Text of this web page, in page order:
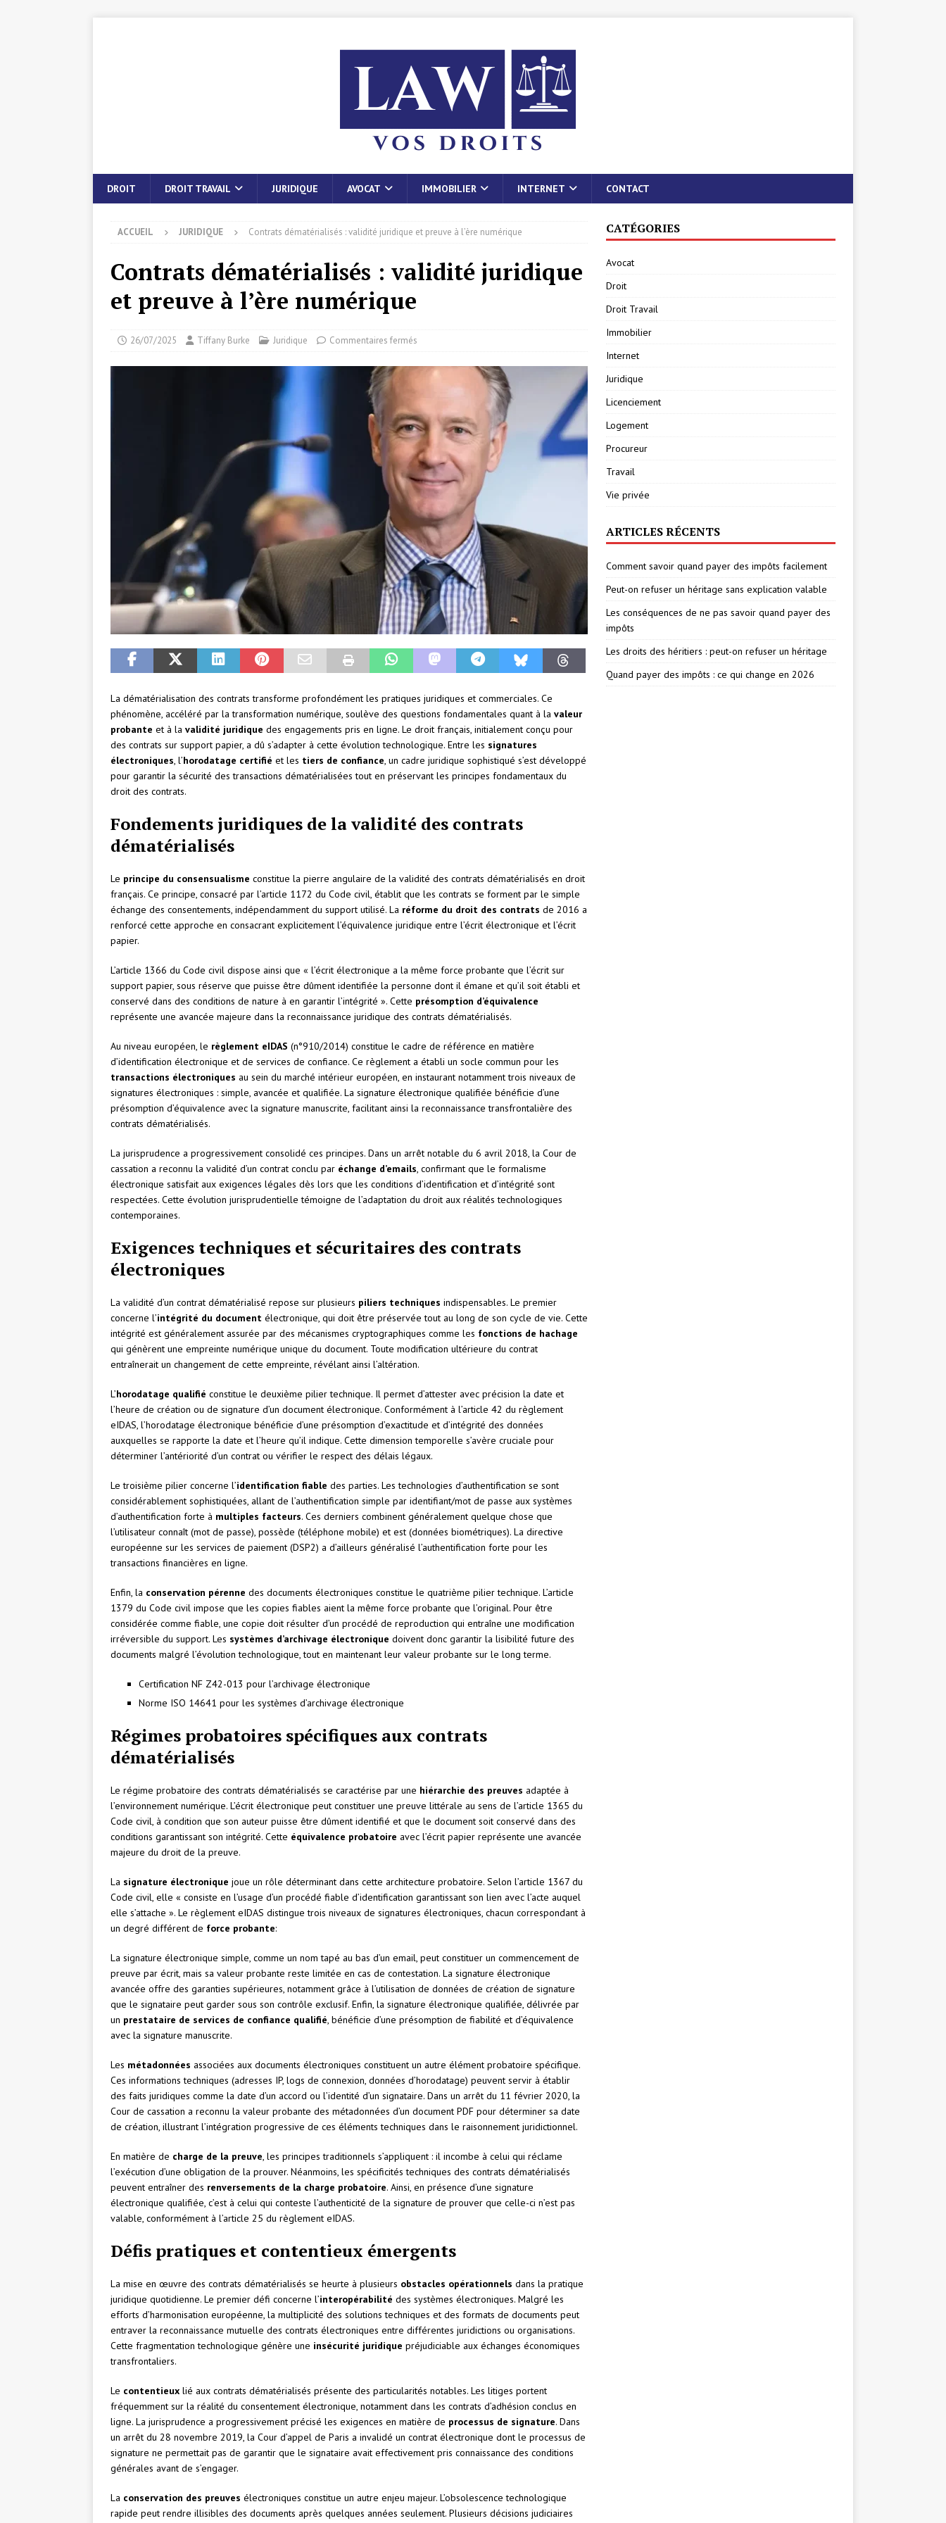
DROIT DROIT TRAVAIL JURIDIQUE AVOCAT IMMOBILIER INTERNET CONTACT
ACCUEIL JURIDIQUE Contrats dématérialisés : validité juridique et preuve à l’ère numérique
Contrats dématérialisés : validité juridique
et preuve à l’ère numérique
26/07/2025 Tiffany Burke Juridique Commentaires fermés
La dématérialisation des contrats transforme profondément les pratiques juridiques et commerciales. Ce
phénomène, accéléré par la transformation numérique, soulève des questions fondamentales quant à la valeur
probante et à la validité juridique des engagements pris en ligne. Le droit français, initialement conçu pour
des contrats sur support papier, a dû s’adapter à cette évolution technologique. Entre les signatures
électroniques, l’horodatage certifié et les tiers de confiance, un cadre juridique sophistiqué s’est développé
pour garantir la sécurité des transactions dématérialisées tout en préservant les principes fondamentaux du
droit des contrats.
Fondements juridiques de la validité des contrats
dématérialisés
Le principe du consensualisme constitue la pierre angulaire de la validité des contrats dématérialisés en droit
français. Ce principe, consacré par l’article 1172 du Code civil, établit que les contrats se forment par le simple
échange des consentements, indépendamment du support utilisé. La réforme du droit des contrats de 2016 a
renforcé cette approche en consacrant explicitement l’équivalence juridique entre l’écrit électronique et l’écrit
papier.
L’article 1366 du Code civil dispose ainsi que « l’écrit électronique a la même force probante que l’écrit sur
support papier, sous réserve que puisse être dûment identifiée la personne dont il émane et qu’il soit établi et
conservé dans des conditions de nature à en garantir l’intégrité ». Cette présomption d’équivalence
représente une avancée majeure dans la reconnaissance juridique des contrats dématérialisés.
Au niveau européen, le règlement eIDAS (n°910/2014) constitue le cadre de référence en matière
d’identification électronique et de services de confiance. Ce règlement a établi un socle commun pour les
transactions électroniques au sein du marché intérieur européen, en instaurant notamment trois niveaux de
signatures électroniques : simple, avancée et qualifiée. La signature électronique qualifiée bénéficie d’une
présomption d’équivalence avec la signature manuscrite, facilitant ainsi la reconnaissance transfrontalière des
contrats dématérialisés.
La jurisprudence a progressivement consolidé ces principes. Dans un arrêt notable du 6 avril 2018, la Cour de
cassation a reconnu la validité d’un contrat conclu par échange d’emails, confirmant que le formalisme
électronique satisfait aux exigences légales dès lors que les conditions d’identification et d’intégrité sont
respectées. Cette évolution jurisprudentielle témoigne de l’adaptation du droit aux réalités technologiques
contemporaines.
Exigences techniques et sécuritaires des contrats
électroniques
La validité d’un contrat dématérialisé repose sur plusieurs piliers techniques indispensables. Le premier
concerne l’intégrité du document électronique, qui doit être préservée tout au long de son cycle de vie. Cette
intégrité est généralement assurée par des mécanismes cryptographiques comme les fonctions de hachage
qui génèrent une empreinte numérique unique du document. Toute modification ultérieure du contrat
entraînerait un changement de cette empreinte, révélant ainsi l’altération.
L’horodatage qualifié constitue le deuxième pilier technique. Il permet d’attester avec précision la date et
l’heure de création ou de signature d’un document électronique. Conformément à l’article 42 du règlement
eIDAS, l’horodatage électronique bénéficie d’une présomption d’exactitude et d’intégrité des données
auxquelles se rapporte la date et l’heure qu’il indique. Cette dimension temporelle s’avère cruciale pour
déterminer l’antériorité d’un contrat ou vérifier le respect des délais légaux.
Le troisième pilier concerne l’identification fiable des parties. Les technologies d’authentification se sont
considérablement sophistiquées, allant de l’authentification simple par identifiant/mot de passe aux systèmes
d’authentification forte à multiples facteurs. Ces derniers combinent généralement quelque chose que
l’utilisateur connaît (mot de passe), possède (téléphone mobile) et est (données biométriques). La directive
européenne sur les services de paiement (DSP2) a d’ailleurs généralisé l’authentification forte pour les
transactions financières en ligne.
Enfin, la conservation pérenne des documents électroniques constitue le quatrième pilier technique. L’article
1379 du Code civil impose que les copies fiables aient la même force probante que l’original. Pour être
considérée comme fiable, une copie doit résulter d’un procédé de reproduction qui entraîne une modification
irréversible du support. Les systèmes d’archivage électronique doivent donc garantir la lisibilité future des
documents malgré l’évolution technologique, tout en maintenant leur valeur probante sur le long terme.
Certification NF Z42-013 pour l’archivage électronique
Norme ISO 14641 pour les systèmes d’archivage électronique
Régimes probatoires spécifiques aux contrats
dématérialisés
Le régime probatoire des contrats dématérialisés se caractérise par une hiérarchie des preuves adaptée à
l’environnement numérique. L’écrit électronique peut constituer une preuve littérale au sens de l’article 1365 du
Code civil, à condition que son auteur puisse être dûment identifié et que le document soit conservé dans des
conditions garantissant son intégrité. Cette équivalence probatoire avec l’écrit papier représente une avancée
majeure du droit de la preuve.
La signature électronique joue un rôle déterminant dans cette architecture probatoire. Selon l’article 1367 du
Code civil, elle « consiste en l’usage d’un procédé fiable d’identification garantissant son lien avec l’acte auquel
elle s’attache ». Le règlement eIDAS distingue trois niveaux de signatures électroniques, chacun correspondant à
un degré différent de force probante:
La signature électronique simple, comme un nom tapé au bas d’un email, peut constituer un commencement de
preuve par écrit, mais sa valeur probante reste limitée en cas de contestation. La signature électronique
avancée offre des garanties supérieures, notamment grâce à l’utilisation de données de création de signature
que le signataire peut garder sous son contrôle exclusif. Enfin, la signature électronique qualifiée, délivrée par
un prestataire de services de confiance qualifié, bénéficie d’une présomption de fiabilité et d’équivalence
avec la signature manuscrite.
Les métadonnées associées aux documents électroniques constituent un autre élément probatoire spécifique.
Ces informations techniques (adresses IP, logs de connexion, données d’horodatage) peuvent servir à établir
des faits juridiques comme la date d’un accord ou l’identité d’un signataire. Dans un arrêt du 11 février 2020, la
Cour de cassation a reconnu la valeur probante des métadonnées d’un document PDF pour déterminer sa date
de création, illustrant l’intégration progressive de ces éléments techniques dans le raisonnement juridictionnel.
En matière de charge de la preuve, les principes traditionnels s’appliquent : il incombe à celui qui réclame
l’exécution d’une obligation de la prouver. Néanmoins, les spécificités techniques des contrats dématérialisés
peuvent entraîner des renversements de la charge probatoire. Ainsi, en présence d’une signature
électronique qualifiée, c’est à celui qui conteste l’authenticité de la signature de prouver que celle-ci n’est pas
valable, conformément à l’article 25 du règlement eIDAS.
Défis pratiques et contentieux émergents
La mise en œuvre des contrats dématérialisés se heurte à plusieurs obstacles opérationnels dans la pratique
juridique quotidienne. Le premier défi concerne l’interopérabilité des systèmes électroniques. Malgré les
efforts d’harmonisation européenne, la multiplicité des solutions techniques et des formats de documents peut
entraver la reconnaissance mutuelle des contrats électroniques entre différentes juridictions ou organisations.
Cette fragmentation technologique génère une insécurité juridique préjudiciable aux échanges économiques
transfrontaliers.
Le contentieux lié aux contrats dématérialisés présente des particularités notables. Les litiges portent
fréquemment sur la réalité du consentement électronique, notamment dans les contrats d’adhésion conclus en
ligne. La jurisprudence a progressivement précisé les exigences en matière de processus de signature. Dans
un arrêt du 28 novembre 2019, la Cour d’appel de Paris a invalidé un contrat électronique dont le processus de
signature ne permettait pas de garantir que le signataire avait effectivement pris connaissance des conditions
générales avant de s’engager.
La conservation des preuves électroniques constitue un autre enjeu majeur. L’obsolescence technologique
rapide peut rendre illisibles des documents après quelques années seulement. Plusieurs décisions judiciaires
CATÉGORIES
Avocat
Droit
Droit Travail
Immobilier
Internet
Juridique
Licenciement
Logement
Procureur
Travail
Vie privée
ARTICLES RÉCENTS
Comment savoir quand payer des impôts facilement
Peut-on refuser un héritage sans explication valable
Les conséquences de ne pas savoir quand payer des
impôts
Les droits des héritiers : peut-on refuser un héritage
Quand payer des impôts : ce qui change en 2026